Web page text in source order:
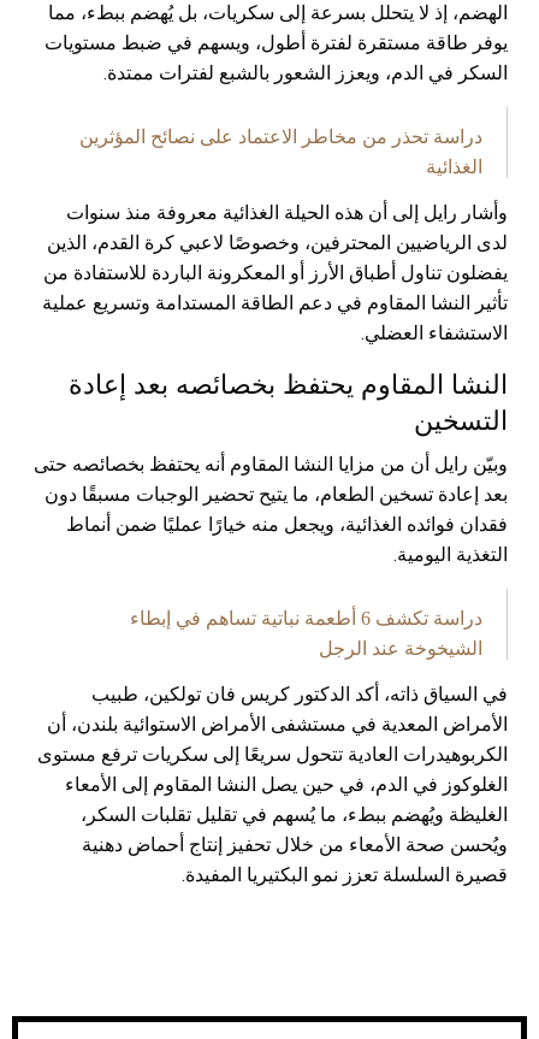
الهضم، إذ لا يتحلل بسرعة إلى سكريات، بل يُهضم ببطء، مما
يوفر طاقة مستقرة لفترة أطول، ويسهم في ضبط مستويات
السكر في الدم، ويعزز الشعور بالشبع لفترات ممتدة.
دراسة تحذر من مخاطر الاعتماد على نصائح المؤثرين
الغذائية
وأشار رايل إلى أن هذه الحيلة الغذائية معروفة منذ سنوات
لدى الرياضيين المحترفين، وخصوصًا لاعبي كرة القدم، الذين
يفضلون تناول أطباق الأرز أو المعكرونة الباردة للاستفادة من
تأثير النشا المقاوم في دعم الطاقة المستدامة وتسريع عملية
الاستشفاء العضلي.
النشا المقاوم يحتفظ بخصائصه بعد إعادة
التسخين
وبيّن رايل أن من مزايا النشا المقاوم أنه يحتفظ بخصائصه حتى
بعد إعادة تسخين الطعام، ما يتيح تحضير الوجبات مسبقًا دون
فقدان فوائده الغذائية، ويجعل منه خيارًا عمليًا ضمن أنماط
التغذية اليومية.
دراسة تكشف 6 أطعمة نباتية تساهم في إبطاء
الشيخوخة عند الرجل
في السياق ذاته، أكد الدكتور كريس فان تولكين، طبيب
الأمراض المعدية في مستشفى الأمراض الاستوائية بلندن، أن
الكربوهيدرات العادية تتحول سريعًا إلى سكريات ترفع مستوى
الغلوكوز في الدم، في حين يصل النشا المقاوم إلى الأمعاء
الغليظة ويُهضم ببطء، ما يُسهم في تقليل تقلبات السكر،
ويُحسن صحة الأمعاء من خلال تحفيز إنتاج أحماض دهنية
قصيرة السلسلة تعزز نمو البكتيريا المفيدة.